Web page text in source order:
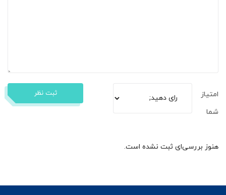
امتیاز
شما
ثبت نظر
هنوز بررسی‌ای ثبت نشده است.